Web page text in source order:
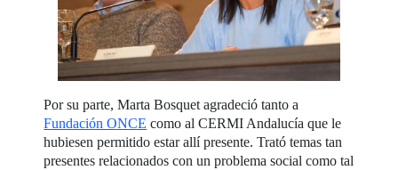
Por su parte, Marta Bosquet agradeció tanto a
Fundación ONCE como al CERMI Andalucía que le
hubiesen permitido estar allí presente. Trató temas tan
presentes relacionados con un problema social como tal